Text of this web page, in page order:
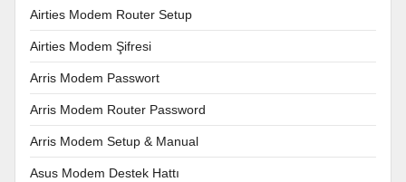
Airties Modem Router Setup
Airties Modem Şifresi
Arris Modem Passwort
Arris Modem Router Password
Arris Modem Setup & Manual
Asus Modem Destek Hattı